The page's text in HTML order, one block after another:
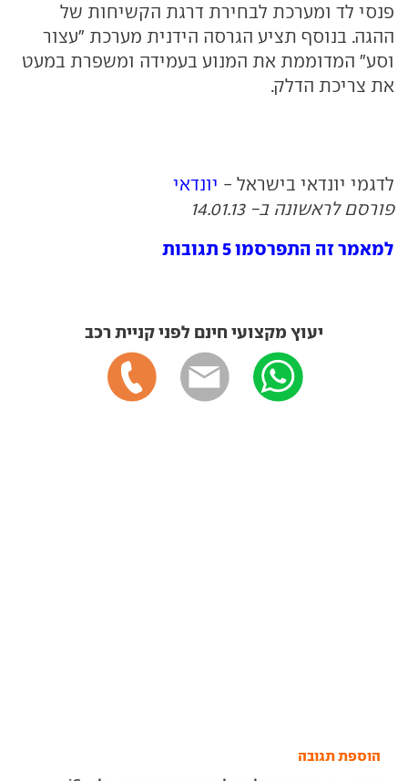
פנסי לד ומערכת לבחירת דרגת הקשיחות של
ההגה. בנוסף תציע הגרסה הידנית מערכת "עצור
וסע" המדוממת את המנוע בעמידה ומשפרת במעט
את צריכת הדלק.
לדגמי יונדאי בישראל - יונדאי
פורסם לראשונה ב- 14.01.13
למאמר זה התפרסמו 5 תגובות
יעוץ מקצועי חינם לפני קניית רכב
הוספת תגובה